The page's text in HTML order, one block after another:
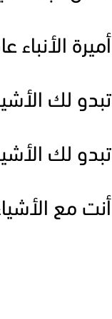
أميرة الأنباء
تبدو لك
تبدو لك
أنت مع